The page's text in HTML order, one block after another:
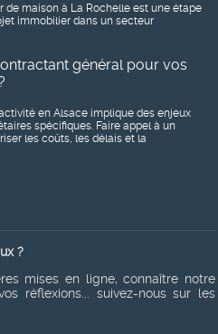
de maison à La Rochelle est une étape
immobilier dans un secteur
général pour vos
en Alsace implique des enjeux
spécifiques. Faire appel à un
les coûts, les délais et la
?
mises en ligne, connaître notre
réflexions... suivez-nous sur les